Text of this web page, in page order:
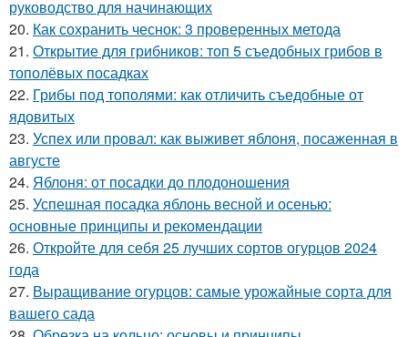
руководство для начинающих
20. Как сохранить чеснок: 3 проверенных метода
21. Открытие для грибников: топ 5 съедобных грибов в
тополёвых посадках
22. Грибы под тополями: как отличить съедобные от
ядовитых
23. Успех или провал: как выживет яблоня, посаженная в
августе
24. Яблоня: от посадки до плодоношения
25. Успешная посадка яблонь весной и осенью:
основные принципы и рекомендации
26. Откройте для себя 25 лучших сортов огурцов 2024
года
27. Выращивание огурцов: самые урожайные сорта для
вашего сада